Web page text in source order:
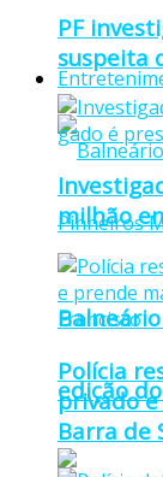
edição
PF
suspeita
milhão
Polícia
privado
Barra de